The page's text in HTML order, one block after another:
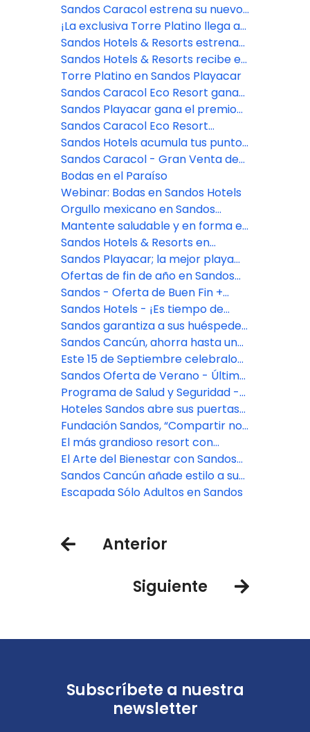
Sandos Caracol estrena su nuevo
y exclusivo Kiin Beach Club, solo
para adultos
¡La exclusiva Torre Platino llega a
Sandos Playacar!
Sandos Hotels & Resorts estrena
adiciones y renovaciones en su
cartera de México
Sandos Hotels & Resorts recibe el
prestigioso reconocimiento
Weddingwire Couples' Choice
Awards® 2025
Torre Platino en Sandos Playacar
Sandos Caracol Eco Resort gana
el premio Travelers' Choice en
TripAdvisor 2024
Sandos Playacar gana el premio
Travelers' Choice en TripAdvisor
2024
Sandos Caracol Eco Resort
amplía su colección ecológica
con 336 habitaciones renovadas
Sandos Hotels acumula tus puntos
para 2023
Sandos Caracol - Gran Venta de
Black Friday
Bodas en el Paraíso
Webinar: Bodas en Sandos Hotels
Orgullo mexicano en Sandos
Caracol
Mantente saludable y en forma en
tus vacaciones a Cancún
Sandos Hotels & Resorts en
México son premiados por
WeddingWire
Sandos Playacar; la mejor playa
en Playa del Carmen
Ofertas de fin de año en Sandos
Hotels & Resorts
Sandos - Oferta de Buen Fin +
Black Friday todo noviembre
Sandos Hotels - ¡Es tiempo de
vernos nuevamente!
Sandos garantiza a sus huéspedes
una estancia limpia y segura
Sandos Cancún, ahorra hasta un
50%
Este 15 de Septiembre celebralo
en Hoteles Sandos
Sandos Oferta de Verano - Último
minuto
Programa de Salud y Seguridad -
Hoteles Sandos
Hoteles Sandos abre sus puertas
en Julio y tienen grandes
descuentos.
Fundación Sandos, “Compartir nos
une”
El más grandioso resort con
parque acuático eco
El Arte del Bienestar con Sandos
Finisterra
Sandos Cancún añade estilo a su
evento
Escapada Sólo Adultos en Sandos
Anterior
Siguiente
Subscríbete a nuestra
newsletter